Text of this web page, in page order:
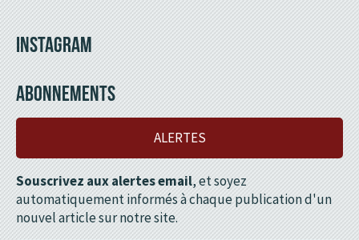
INSTAGRAM
ABONNEMENTS
ALERTES
Souscrivez aux alertes email, et soyez
automatiquement informés à chaque publication d'un
nouvel article sur notre site.